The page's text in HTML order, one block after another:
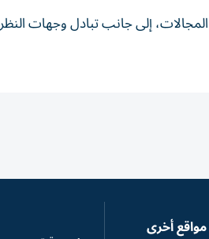
إلى جانب تبادل وجهات
مواقع أخرى